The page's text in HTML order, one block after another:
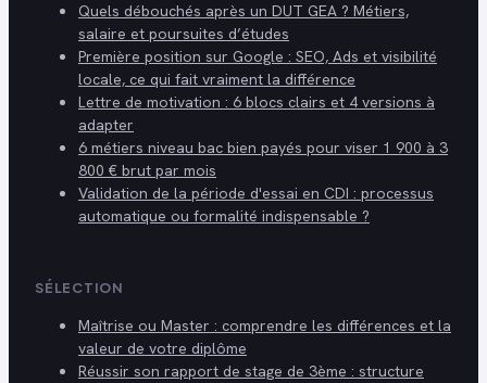
Quels débouchés après un DUT GEA ? Métiers,
salaire et poursuites d’études
Première position sur Google : SEO, Ads et visibilité
locale, ce qui fait vraiment la différence
Lettre de motivation : 6 blocs clairs et 4 versions à
adapter
6 métiers niveau bac bien payés pour viser 1 900 à 3
800 € brut par mois
Validation de la période d'essai en CDI : processus
automatique ou formalité indispensable ?
SÉLECTION
Maîtrise ou Master : comprendre les différences et la
valeur de votre diplôme
Réussir son rapport de stage de 3ème : structure